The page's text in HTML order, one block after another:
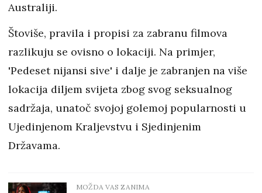
Australiji.
Štoviše, pravila i propisi za zabranu filmova
razlikuju se ovisno o lokaciji. Na primjer,
'Pedeset nijansi sive' i dalje je zabranjen na više
lokacija diljem svijeta zbog svog seksualnog
sadržaja, unatoč svojoj golemoj popularnosti u
Ujedinjenom Kraljevstvu i Sjedinjenim
Državama.
MOŽDA VAS ZANIMA